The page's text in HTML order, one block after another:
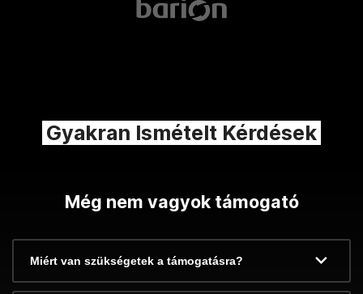
Gyakran Ismételt Kérdések
Még nem vagyok támogató
Miért van szükségetek a támogatásra?